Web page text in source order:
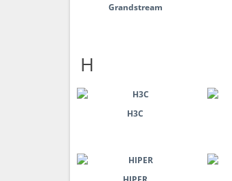
Grandstream
H
H3C